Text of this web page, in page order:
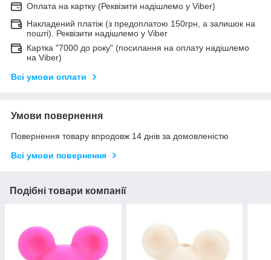
Оплата на картку (Реквізити надішлемо у Viber)
Накладений платіж (з предоплатою 150грн, а залишок на
пошті). Реквізити надішлемо у Viber
Картка "7000 до року" (посилання на оплату надішлемо
на Viber)
Всі умови оплати
Умови повернення
Повернення товару впродовж 14 днів за домовленістю
Всі умови повернення
Подібні товари компанії